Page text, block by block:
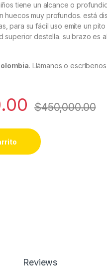
tiene un alcance o
huecos muy profundos. está
para su fácil uso emite un
superior destella. su brazo es
. Llámanos o
$450,000.00
Reviews